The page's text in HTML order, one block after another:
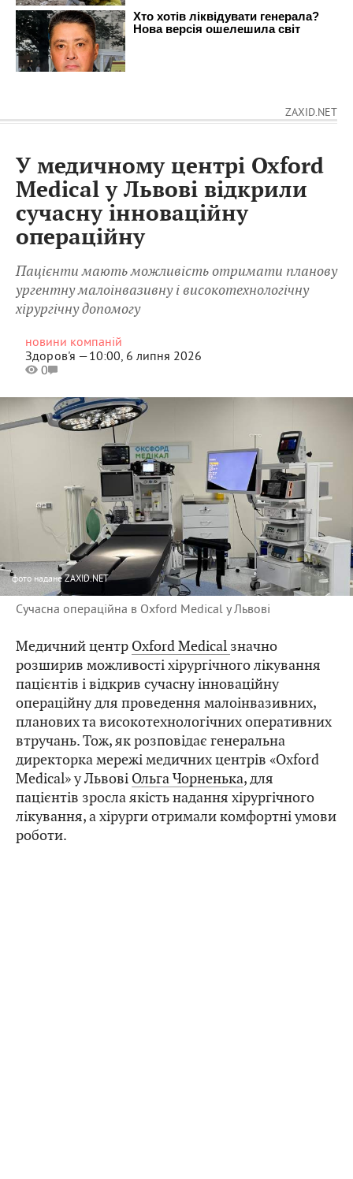
ZAXID.NET
У медичному центрі Oxford
Medical у Львові відкрили
сучасну інноваційну
операційну
Пацієнти мають можливість отримати планову
ургентну малоінвазивну і високотехнологічну
хірургічну допомогу
новини компаній
Здоров'я —10:00, 6 липня 2026
0
фото надане ZAXID.NET
Сучасна операційна в Oxford Medical у Львові
Медичний центр Oxford Medical значно
розширив можливості хірургічного лікування
пацієнтів і відкрив сучасну інноваційну
операційну для проведення малоінвазивних,
планових та високотехнологічних оперативних
втручань. Тож, як розповідає генеральна
директорка мережі медичних центрів «Oxford
Medical» у Львові Ольга Чорненька, для
пацієнтів зросла якість надання хірургічного
лікування, а хірурги отримали комфортні умови
роботи.